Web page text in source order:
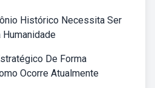
Histórico Necessita Ser
De Forma
Ocorre Atualmente